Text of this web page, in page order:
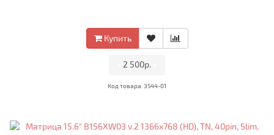
Купить
2 500р.
Код товара: 3544-01